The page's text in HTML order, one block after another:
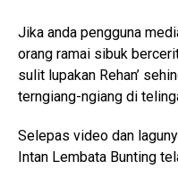
Jika anda pengguna
orang ramai sibuk
sulit lupakan Rehan’
terngiang-ngiang di
Selepas video dan
Intan Lembata Bunting